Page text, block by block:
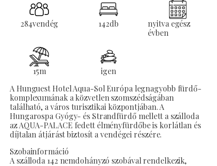
284vendég 142db
nyitva egész
évben
15m
igen
A Hunguest Hotel Aqua-Sol Európa legnagyobb fürdő-
komplexumának a közvetlen szomszédságában
található, a város turisztikai központjában. A
Hungarospa Gyógy- és Strandfürdő mellett a szálloda
az AQUA-PALACE fedett élményfürdőbe is korlátlan és
díjtalan átjárást biztosít a vendégei részére.
Szobainformáció
A szálloda 142 nemdohányzó szobával rendelkezik,